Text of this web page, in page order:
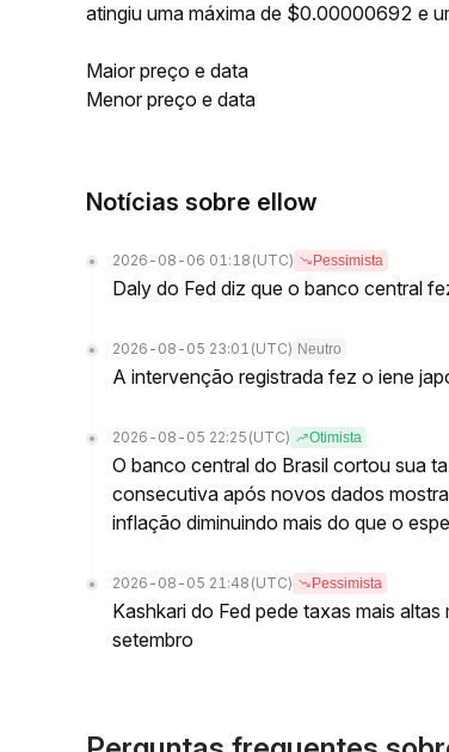
atingiu uma máxima de $0.00000692 e
Maior preço e data
Menor preço e data
Notícias sobre ellow
2026-08-06 01:18 (UTC) Pessimista
Daly do Fed diz que o banco central
2026-08-05 23:01 (UTC) Neutro
A intervenção registrada fez o iene
2026-08-05 22:25 (UTC) Otimista
O banco central do Brasil cortou sua
consecutiva após novos dados
inflação diminuindo mais do que o
2026-08-05 21:48 (UTC) Pessimista
Kashkari do Fed pede taxas mais
setembro